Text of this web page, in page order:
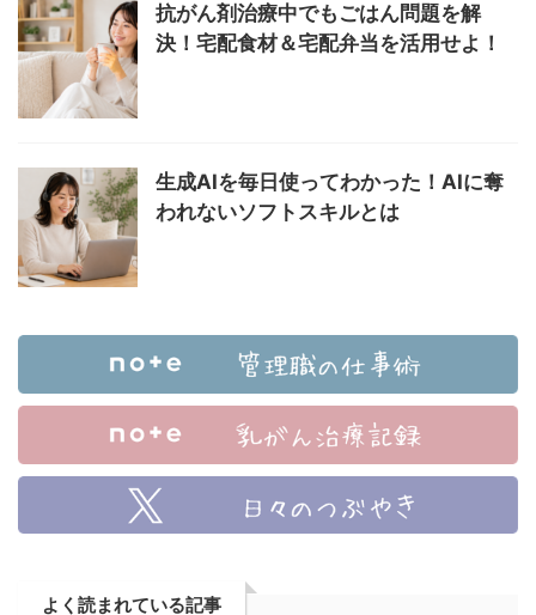
抗がん剤治療中でもごはん問題を解
決！宅配食材＆宅配弁当を活用せよ！
生成AIを毎日使ってわかった！AIに奪
われないソフトスキルとは
よく読まれている記事